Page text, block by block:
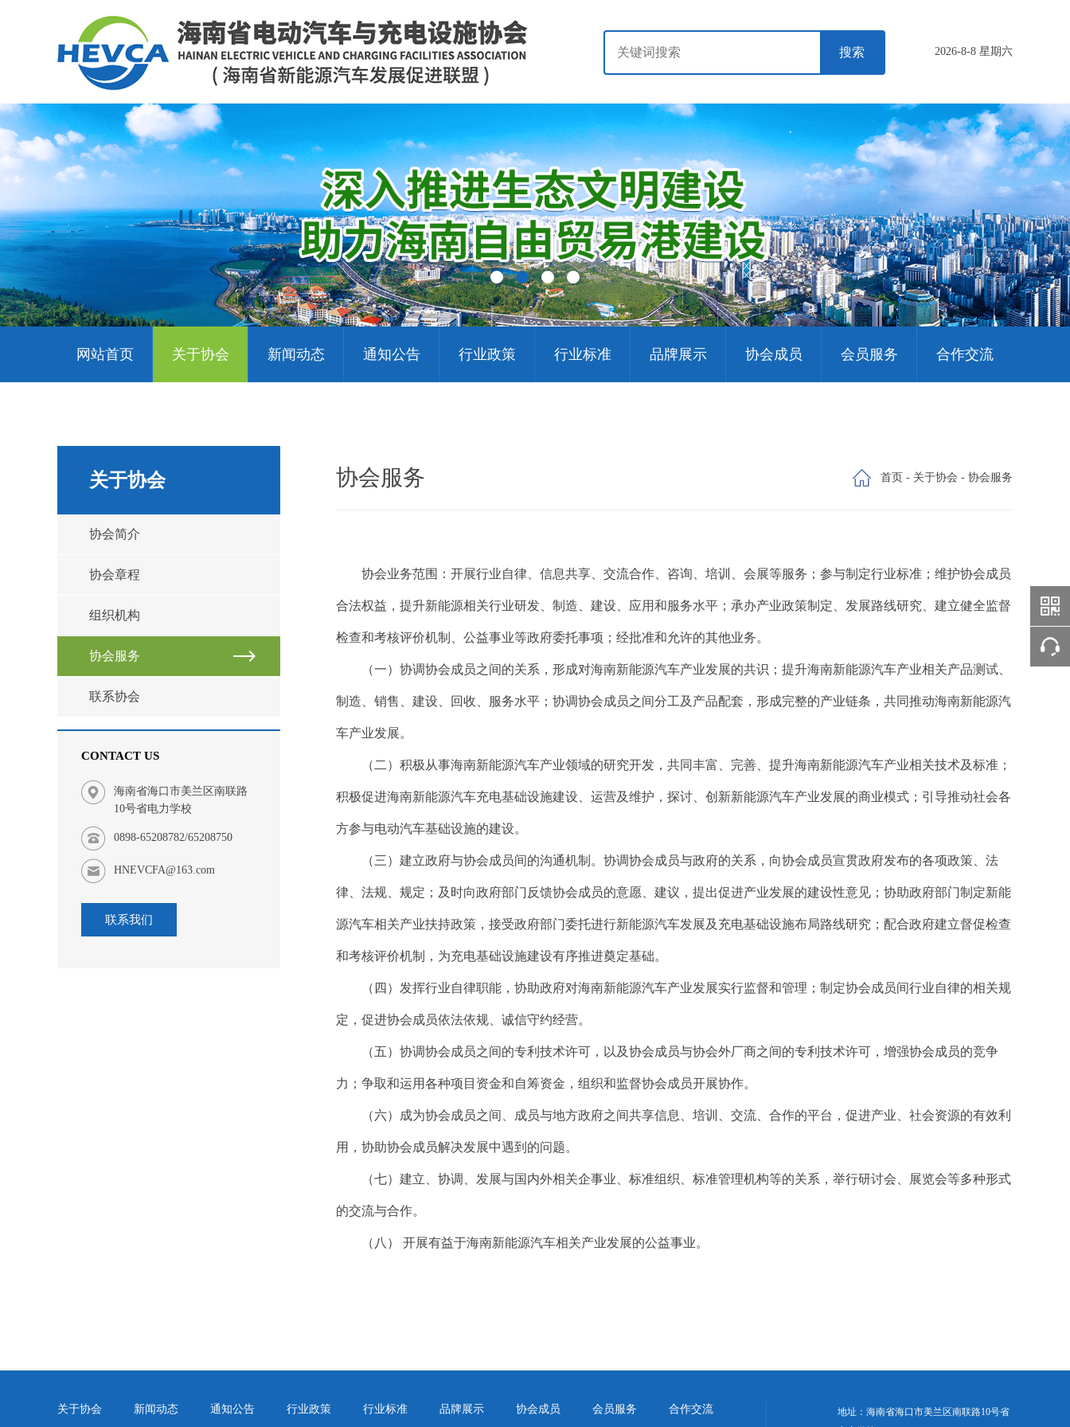
2026-8-8 星期六
网站首页 关于协会 新闻动态 通知公告 行业政策 行业标准 品牌展示 协会成员 会员服务 合作交流
关于协会
协会简介
协会章程
组织机构
协会服务
联系协会
CONTACT US
海南省海口市美兰区南联路
10号省电力学校
0898-65208782/65208750
HNEVCFA@163.com
联系我们
协会服务 首页 - 关于协会 - 协会服务
协会业务范围：开展行业自律、信息共享、交流合作、咨询、培训、会展等服务；参与制定行业标准；维护协会成员
合法权益，提升新能源相关行业研发、制造、建设、应用和服务水平；承办产业政策制定、发展路线研究、建立健全监督
检查和考核评价机制、公益事业等政府委托事项；经批准和允许的其他业务。
（一）协调协会成员之间的关系，形成对海南新能源汽车产业发展的共识；提升海南新能源汽车产业相关产品测试、
制造、销售、建设、回收、服务水平；协调协会成员之间分工及产品配套，形成完整的产业链条，共同推动海南新能源汽
车产业发展。
（二）积极从事海南新能源汽车产业领域的研究开发，共同丰富、完善、提升海南新能源汽车产业相关技术及标准；
积极促进海南新能源汽车充电基础设施建设、运营及维护，探讨、创新新能源汽车产业发展的商业模式；引导推动社会各
方参与电动汽车基础设施的建设。
（三）建立政府与协会成员间的沟通机制。协调协会成员与政府的关系，向协会成员宣贯政府发布的各项政策、法
律、法规、规定；及时向政府部门反馈协会成员的意愿、建议，提出促进产业发展的建设性意见；协助政府部门制定新能
源汽车相关产业扶持政策，接受政府部门委托进行新能源汽车发展及充电基础设施布局路线研究；配合政府建立督促检查
和考核评价机制，为充电基础设施建设有序推进奠定基础。
（四）发挥行业自律职能，协助政府对海南新能源汽车产业发展实行监督和管理；制定协会成员间行业自律的相关规
定，促进协会成员依法依规、诚信守约经营。
（五）协调协会成员之间的专利技术许可，以及协会成员与协会外厂商之间的专利技术许可，增强协会成员的竞争
力；争取和运用各种项目资金和自筹资金，组织和监督协会成员开展协作。
（六）成为协会成员之间、成员与地方政府之间共享信息、培训、交流、合作的平台，促进产业、社会资源的有效利
用，协助协会成员解决发展中遇到的问题。
（七）建立、协调、发展与国内外相关企事业、标准组织、标准管理机构等的关系，举行研讨会、展览会等多种形式
的交流与合作。
（八） 开展有益于海南新能源汽车相关产业发展的公益事业。
关于协会 新闻动态 通知公告 行业政策 行业标准 品牌展示 协会成员 会员服务 合作交流
地址：海南省海口市美兰区南联路10号省